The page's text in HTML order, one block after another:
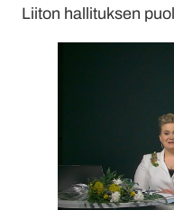
Liiton hallituksen